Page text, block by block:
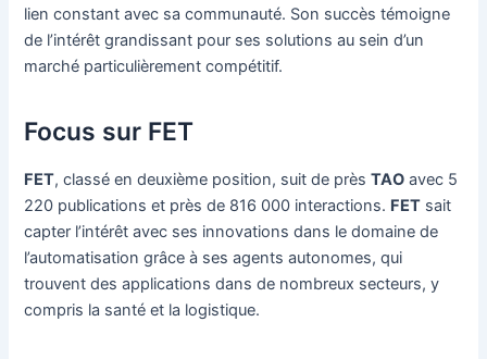
lien constant avec sa communauté. Son succès témoigne
de l’intérêt grandissant pour ses solutions au sein d’un
marché particulièrement compétitif.
Focus sur FET
FET, classé en deuxième position, suit de prèsTAO avec 5
220 publications et près de 816 000 interactions. FET sait
capter l’intérêt avec ses innovations dans le domaine de
l’automatisation grâce à ses agents autonomes, qui
trouvent des applications dans de nombreux secteurs, y
compris la santé et la logistique.